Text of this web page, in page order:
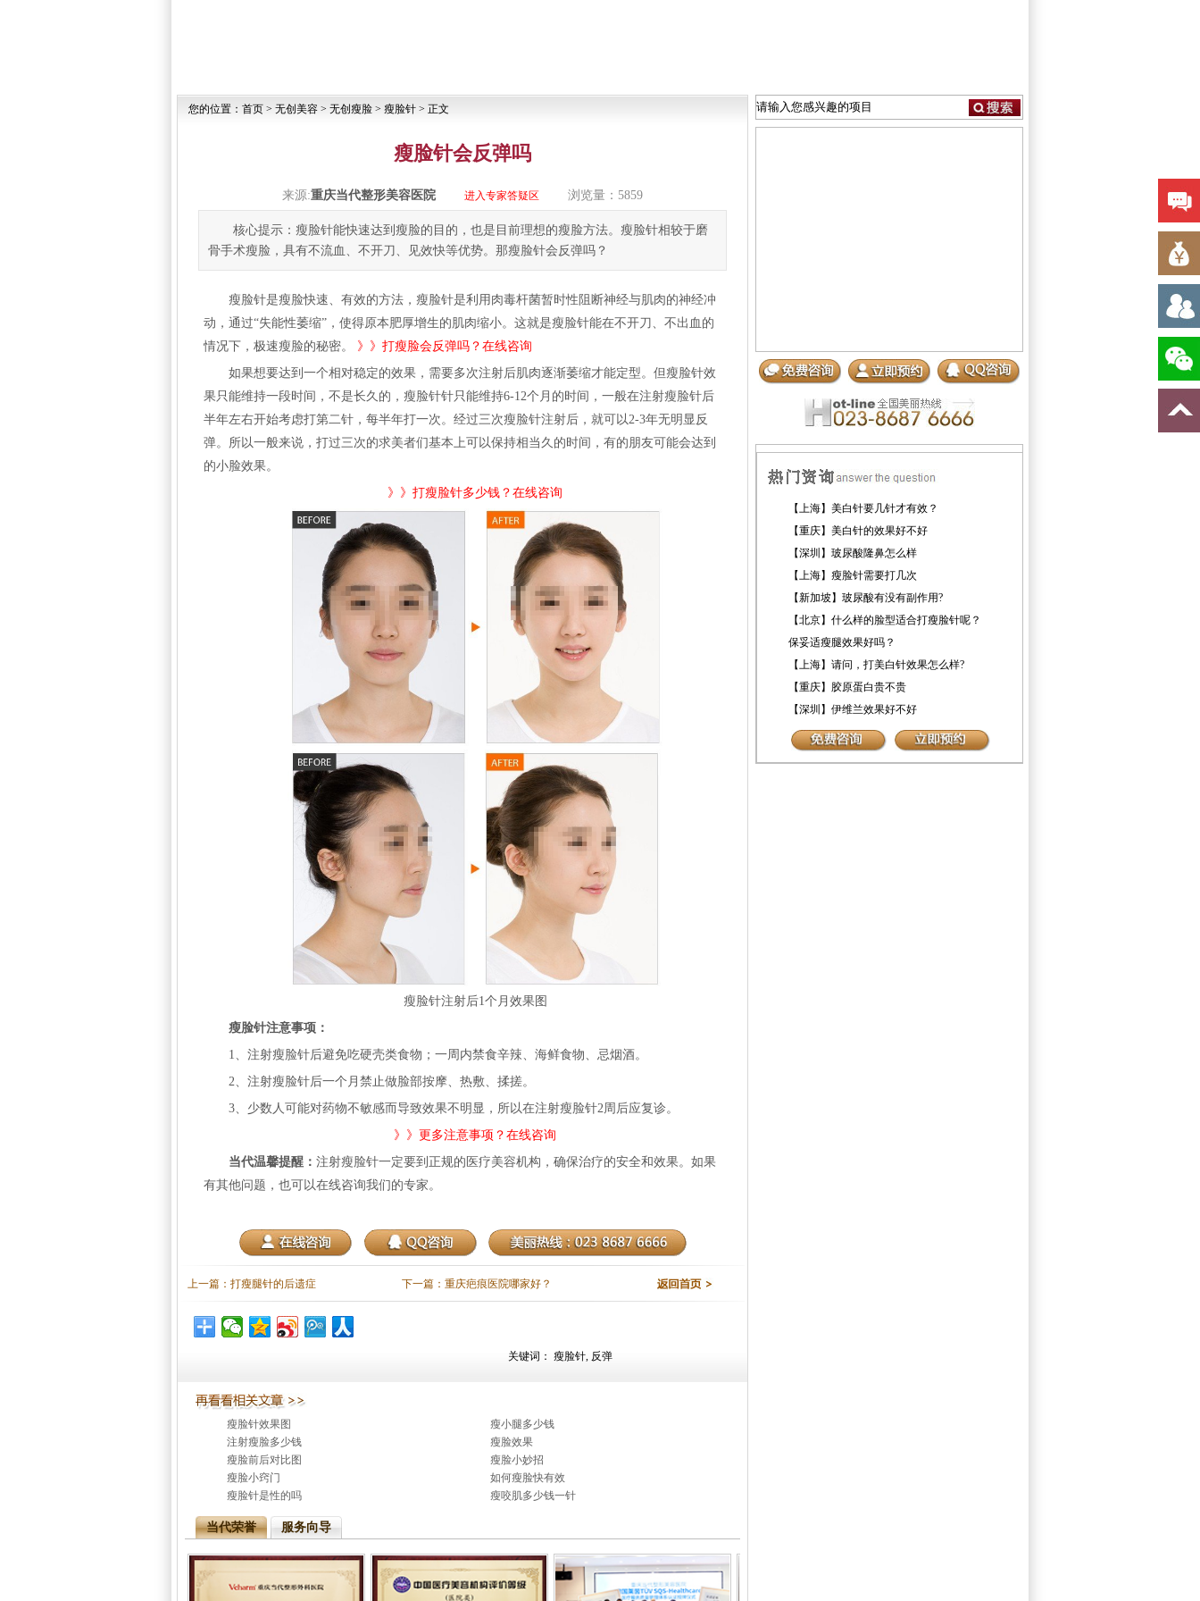
您的位置： 首页 > 无创美容 > 无创瘦脸 > 瘦脸针 > 正文
瘦脸针会反弹吗
来源:重庆当代整形美容医院 进入专家答疑区 浏览量：5859
核心提示：瘦脸针能快速达到瘦脸的目的，也是目前理想的瘦脸方法。瘦脸针相较于磨
骨手术瘦脸，具有不流血、不开刀、见效快等优势。那瘦脸针会反弹吗？
瘦脸针是瘦脸快速、有效的方法，瘦脸针是利用肉毒杆菌暂时性阻断神经与肌肉的神经冲
动，通过“失能性萎缩”，使得原本肥厚增生的肌肉缩小。这就是瘦脸针能在不开刀、不出血的
情况下，极速瘦脸的秘密。 》》 打瘦脸会反弹吗？在线咨询
如果想要达到一个相对稳定的效果，需要多次注射后肌肉逐渐萎缩才能定型。但瘦脸针效
果只能维持一段时间，不是长久的，瘦脸针针只能维持6-12个月的时间，一般在注射瘦脸针后
半年左右开始考虑打第二针，每半年打一次。经过三次瘦脸针注射后，就可以2-3年无明显反
弹。所以一般来说，打过三次的求美者们基本上可以保持相当久的时间，有的朋友可能会达到
的小脸效果。
》》 打瘦脸针多少钱？在线咨询
瘦脸针注射后1个月效果图
瘦脸针注意事项：
1、注射瘦脸针后避免吃硬壳类食物；一周内禁食辛辣、海鲜食物、忌烟酒。
2、注射瘦脸针后一个月禁止做脸部按摩、热敷、揉搓。
3、少数人可能对药物不敏感而导致效果不明显，所以在注射瘦脸针2周后应复诊。
》》 更多注意事项？在线咨询
当代温馨提醒： 注射瘦脸针一定要到正规的医疗美容机构，确保治疗的安全和效果。如果
有其他问题，也可以在线咨询我们的专家。
上一篇： 打瘦腿针的后遗症 下一篇： 重庆疤痕医院哪家好？
关键词： 瘦脸针, 反弹
瘦脸针效果图
瘦小腿多少钱
注射瘦脸多少钱
瘦脸效果
瘦脸前后对比图
瘦脸小妙招
瘦脸小窍门
如何瘦脸快有效
瘦脸针是性的吗
瘦咬肌多少钱一针
当代荣誉 服务向导
【上海】美白针要几针才有效？
【重庆】美白针的效果好不好
【深圳】玻尿酸隆鼻怎么样
【上海】瘦脸针需要打几次
【新加坡】玻尿酸有没有副作用?
【北京】什么样的脸型适合打瘦脸针呢？
保妥适瘦腿效果好吗？
【上海】请问，打美白针效果怎么样?
【重庆】胶原蛋白贵不贵
【深圳】伊维兰效果好不好